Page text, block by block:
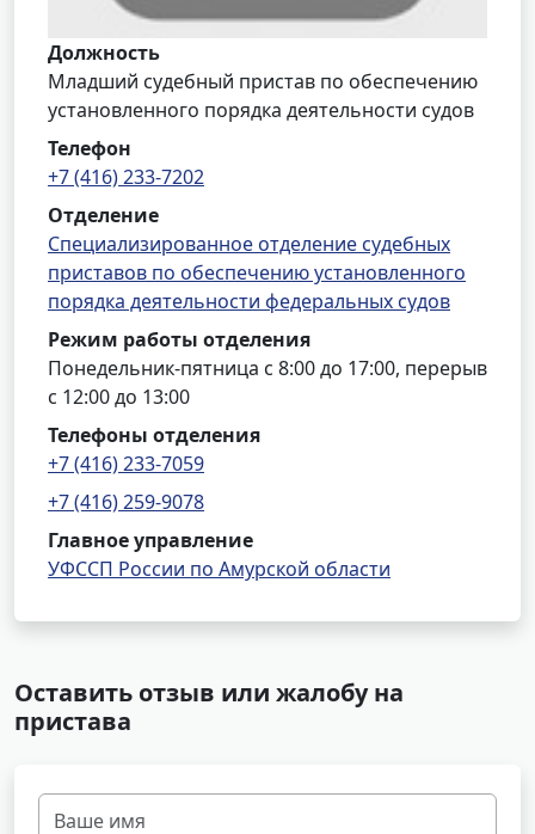
Должность
Младший судебный пристав по обеспечению
установленного порядка деятельности судов
Телефон
+7 (416) 233-7202
Отделение
Специализированное отделение судебных
приставов по обеспечению установленного
порядка деятельности федеральных судов
Режим работы отделения
Понедельник-пятница с 8:00 до 17:00, перерыв
с 12:00 до 13:00
Телефоны отделения
+7 (416) 233-7059
+7 (416) 259-9078
Главное управление
УФССП России по Амурской области
Оставить отзыв или жалобу на
пристава